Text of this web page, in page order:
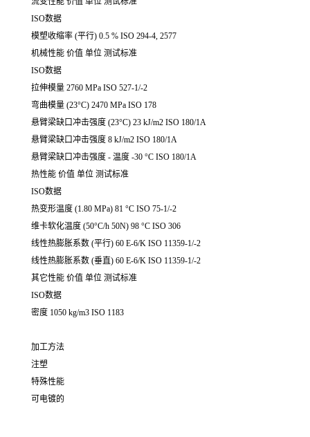
ISO数据
模塑收缩率 (平行) 0.5 % ISO 294-4, 2577
机械性能 价值 单位 测试标准
ISO数据
拉伸模量 2760 MPa ISO 527-1/-2
弯曲模量 (23°C) 2470 MPa ISO 178
悬臂梁缺口冲击强度 (23°C) 23 kJ/m2 ISO 180/1A
悬臂梁缺口冲击强度 8 kJ/m2 ISO 180/1A
悬臂梁缺口冲击强度 - 温度 -30 °C ISO 180/1A
热性能 价值 单位 测试标准
ISO数据
热变形温度 (1.80 MPa) 81 °C ISO 75-1/-2
维卡软化温度 (50°C/h 50N) 98 °C ISO 306
线性热膨胀系数 (平行) 60 E-6/K ISO 11359-1/-2
线性热膨胀系数 (垂直) 60 E-6/K ISO 11359-1/-2
其它性能 价值 单位 测试标准
ISO数据
密度 1050 kg/m3 ISO 1183
加工方法
注塑
特殊性能
可电镀的